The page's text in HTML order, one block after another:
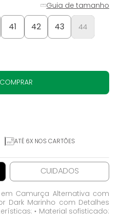
41 42 43 44
Guia de tamanho
COMPRAR
ATÉ 6X NOS CARTÕES
CUIDADOS
Camurça Alternativa com
Dark Marinho com Detalhes
• Material sofisticado: